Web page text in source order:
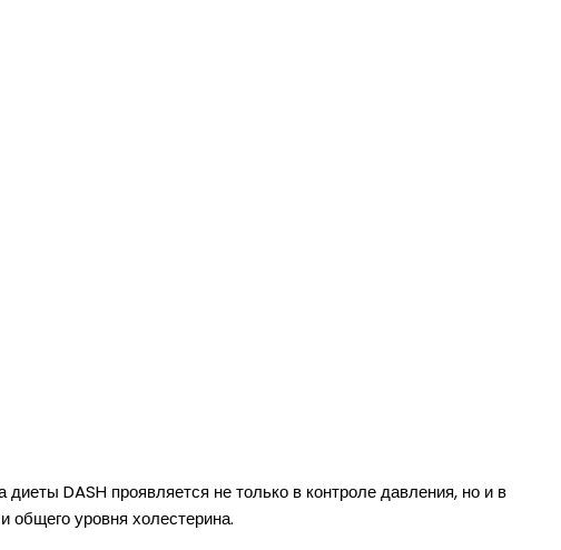
DASH проявляется не только в контроле давления, но и в
общего уровня холестерина.